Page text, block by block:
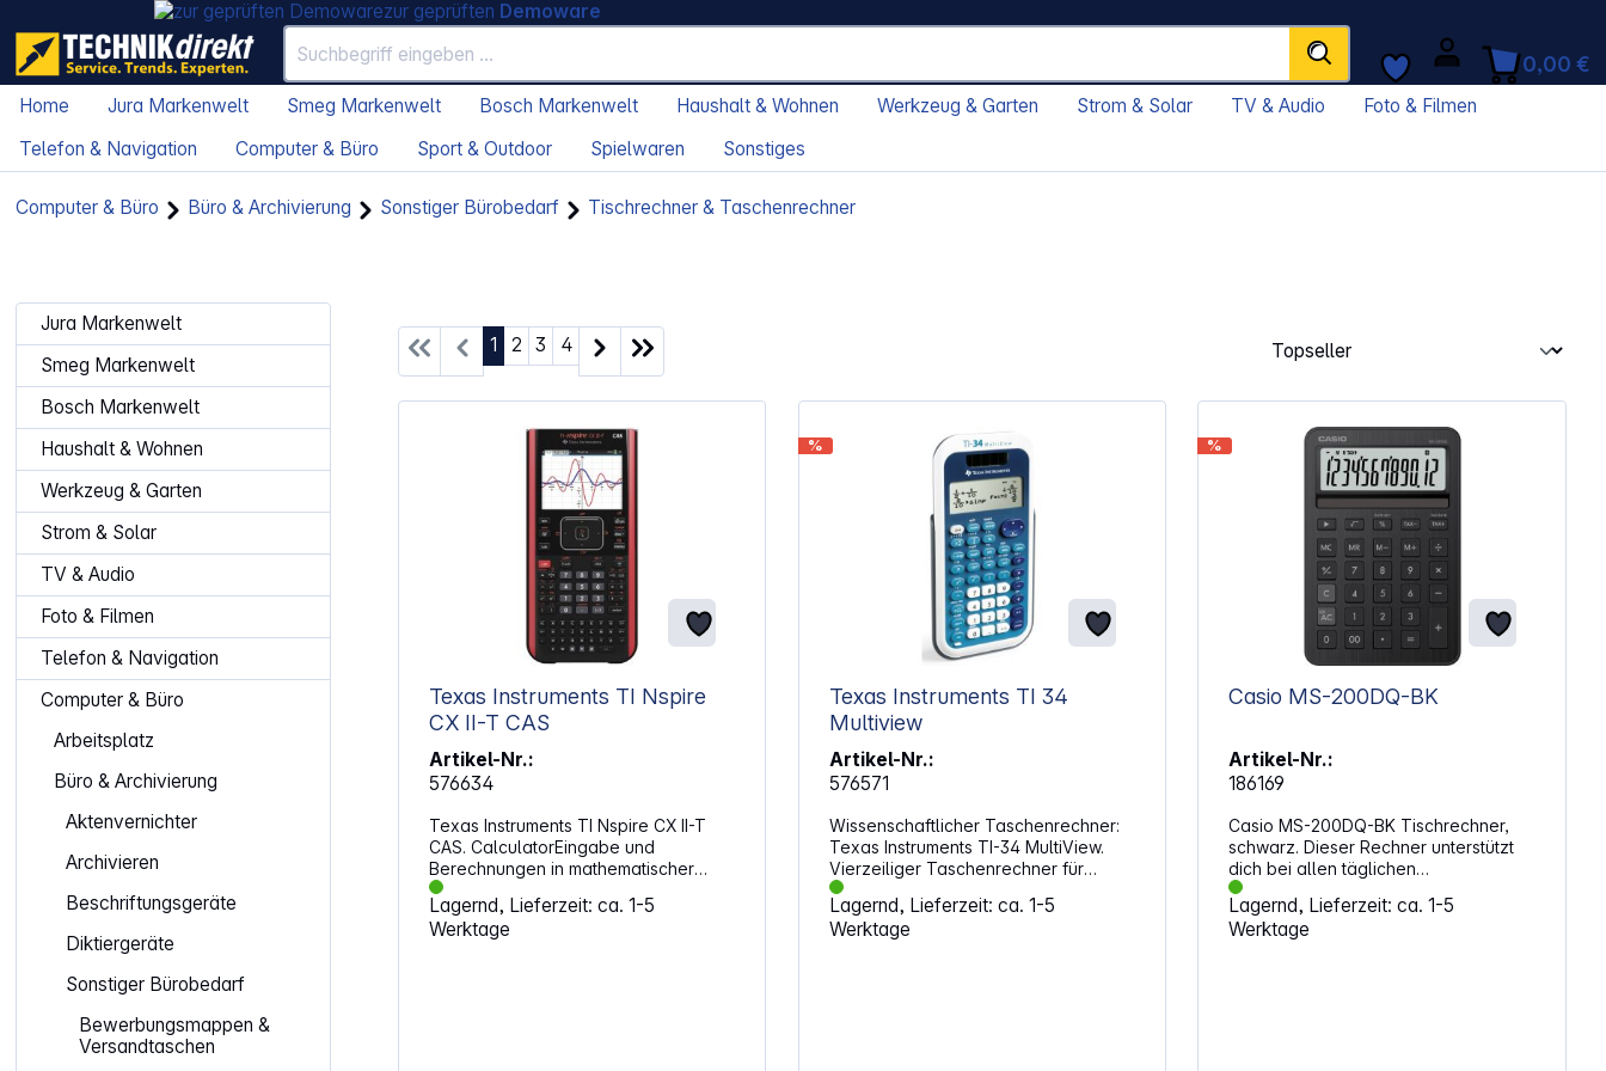
zur geprüften Demoware
0,00 €
Home Jura Markenwelt Smeg Markenwelt Bosch Markenwelt Haushalt & Wohnen Werkzeug & Garten Strom & Solar TV & Audio
Foto & Filmen
Telefon & Navigation
Computer & Büro Sport & Outdoor Spielwaren Sonstiges
Computer & Büro Büro & Archivierung Sonstiger Bürobedarf Tischrechner & Taschenrechner
Jura Markenwelt
Smeg Markenwelt
Bosch Markenwelt
Haushalt & Wohnen
Werkzeug & Garten
Strom & Solar
TV & Audio
Foto & Filmen
Telefon & Navigation
Computer & Büro
Arbeitsplatz
Büro & Archivierung
Aktenvernichter
Archivieren
Beschriftungsgeräte
Diktiergeräte
Sonstiger Bürobedarf
Bewerbungsmappen &
Versandtaschen
Seite
1 Seite
2 Seite
3 Seite
4
Texas Instruments TI Nspire
CX II-T CAS
Artikel-Nr.:
576634
Texas Instruments TI Nspire CX II-T
CAS. CalculatorEingabe und
Berechnungen in mathematischer
Schreibweise – wie im Schulbuch. Lists
&amp; SpreadsheetListeneditor und
Tabellenkalkulation.
Lagernd, Lieferzeit: ca. 1-5
Werktage
%
Texas Instruments TI 34
Multiview
Artikel-Nr.:
576571
Wissenschaftlicher Taschenrechner:
Texas Instruments TI-34 MultiView.
Vierzeiliger Taschenrechner für
mittleres Niveau mit fortgeschrittenen
Bruchfunktionen für Mathematik und
Naturwissenschaften in der
Lagernd, Lieferzeit: ca. 1-5
Werktage
%
Casio MS-200DQ-BK
Artikel-Nr.:
186169
Casio MS-200DQ-BK Tischrechner,
schwarz. Dieser Rechner unterstützt
dich bei allen täglichen
Berechnungen. Das großzügige
Display sorgt für eine klare
Darstellung, sodass du Zahlen
Lagernd, Lieferzeit: ca. 1-5
Werktage